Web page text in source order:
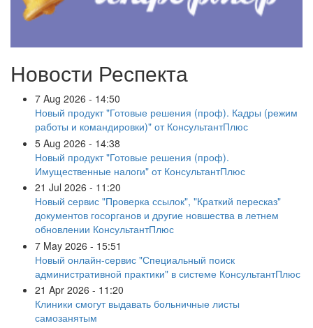
Новости Респекта
7 Aug 2026 - 14:50
Новый продукт "Готовые решения (проф). Кадры (режим
работы и командировки)" от КонсультантПлюс
5 Aug 2026 - 14:38
Новый продукт "Готовые решения (проф).
Имущественные налоги" от КонсультантПлюс
21 Jul 2026 - 11:20
Новый сервис "Проверка ссылок", "Краткий пересказ"
документов госорганов и другие новшества в летнем
обновлении КонсультантПлюс
7 May 2026 - 15:51
Новый онлайн-сервис "Специальный поиск
административной практики" в системе КонсультантПлюс
21 Apr 2026 - 11:20
Клиники смогут выдавать больничные листы
самозанятым